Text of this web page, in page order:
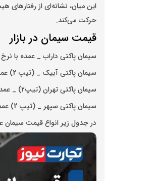
این میان، نشانه‌ای از رفتارهای
حرکت می‌کند.
قیمت سیمان در بازار
سیمان پاکتی داراب _ عمده با نرخ 112 هزار تومان معامله می‌شود.
سیمان پاکتی آبیک _ (تیپ 2) عمده در محدوده 124 هزار تومان قرار دارد.
سیمان پاکتی تهران (تیپ۲) _ عمده با نرخ ۱۲۵ هزار تومان معامله می‌شود.
سیمان پاکتی سپهر _ (تیپ 2) عمده با قیمت ۹۸ هزار تومان خرید و فروش می‌شود.
در جدول زیر انواع قیمت سیمان